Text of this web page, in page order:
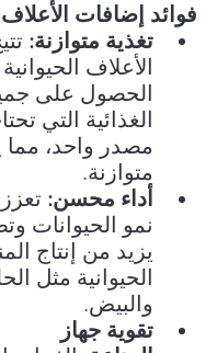
فوائد إضافات الأعلاف
تغذية متوازنة:
الأعلاف
الحصول على
الغذائية التي
مصدر واحد،
متوازنة.
أداء محسن:
نمو الحيوانات
يزيد من إنتاج
الحيوانية مثل
والبيض.
تقوية جهاز